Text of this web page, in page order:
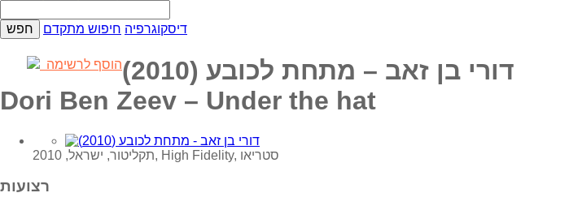
דיסקוגרפיה חיפוש מתקדם
הוסף לרשימה
דורי בן זאב – מתחת לכובע (2010)
Dori Ben Zeev – Under the hat
תקליטור, ישראל, 2010, High Fidelity, סטריאו
רצועות